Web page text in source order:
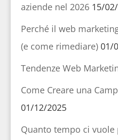
aziende nel 2026 15/
Perché il web
(e come rimediare) 01/
Tendenze Web
Come Creare una
01/12/2025
Quanto tempo ci vuole